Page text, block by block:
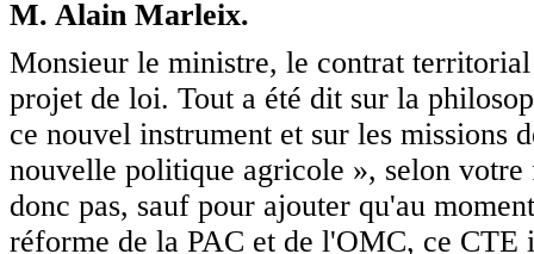
M. Alain Marleix.
Monsieur le ministre, le contrat
projet de loi. Tout a été dit sur la
ce nouvel instrument et sur les missions
nouvelle politique agricole », selon
donc pas, sauf pour ajouter qu'au
réforme de la PAC et de l'OMC, ce CTE